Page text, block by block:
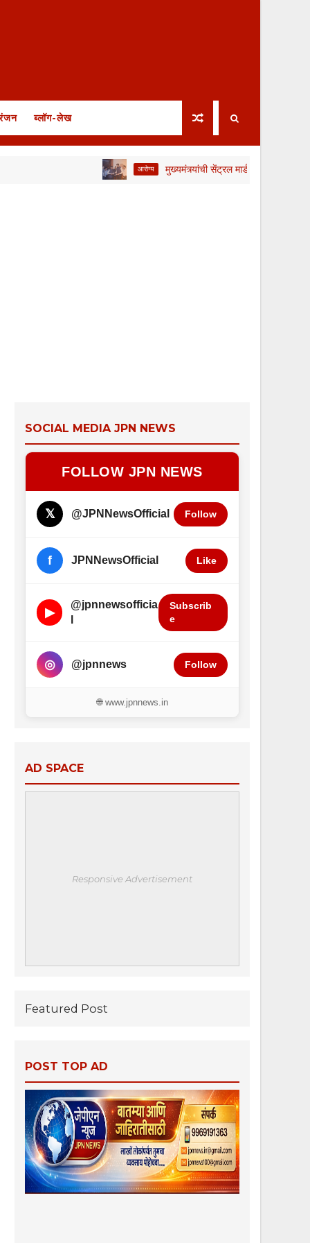
ब्लॉग-लेख
आरोग्य मुख्यमंत्र्यांची सेंट्रल मार्डशी बैठक; संप मागे, मात्र
SOCIAL MEDIA JPN NEWS
FOLLOW JPN NEWS
𝕏 @JPNNewsOfficial Follow
f JPNNewsOfficial Like
▶
@jpnnewsofficia
Subscrib
e
◎ @jpnnews Follow
🌐 www.jpnnews.in
AD SPACE
Responsive Advertisement
Featured Post
POST TOP AD